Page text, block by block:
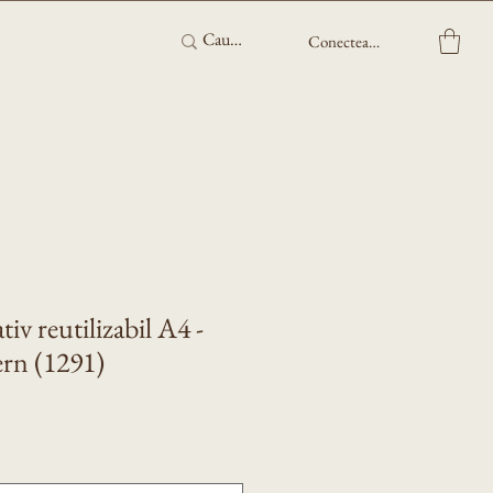
Conectează-te
reutilizabil A4 -
(1291)